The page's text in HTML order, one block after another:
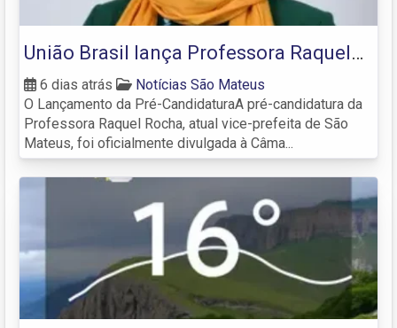
União Brasil lança Professora Raquel
para deputada federal em São Mateus
6 dias atrás
Notícias São Mateus
O Lançamento da Pré-CandidaturaA pré-candidatura da
Professora Raquel Rocha, atual vice-prefeita de São
Mateus, foi oficialmente divulgada à Câma...